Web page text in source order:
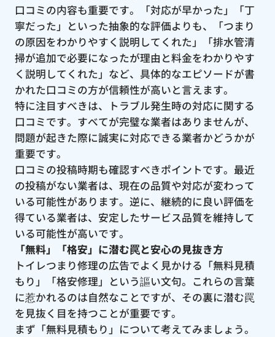
口コミの内容も重要です。「対応が早かった」「丁
寧だった」といった抽象的な評価よりも、「つまり
の原因をわかりやすく説明してくれた」「排水管清
掃が追加で必要になったが理由と料金をわかりやす
く説明してくれた」など、具体的なエピソードが書
かれた口コミの方が信頼性が高いと言えます。
特に注目すべきは、トラブル発生時の対応に関する
口コミです。すべてが完璧な業者はありませんが、
問題が起きた際に誠実に対応できる業者かどうかが
重要です。
口コミの投稿時期も確認すべきポイントです。最近
の投稿がない業者は、現在の品質や対応が変わって
いる可能性があります。逆に、継続的に良い評価を
得ている業者は、安定したサービス品質を維持して
いる可能性が高いです。
「無料」「格安」に潜む罠と安心の見抜き方
トイレつまり修理の広告でよく見かける「無料見積
もり」「格安修理」という謳い文句。これらの言葉
に惹かれるのは自然なことですが、その裏に潜む罠
を見抜く目を持つことが重要です。
まず「無料見積もり」について考えてみましょう。